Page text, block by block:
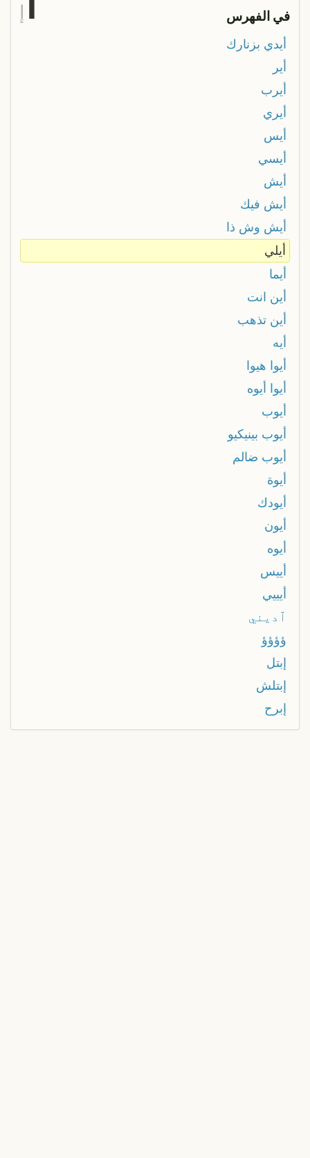
في الفهرس إ
أيدي بزنارك
أير
أيرب
أيري
أيس
أيسي
أيش
أيش فيك
أيش وش ذا
أيلي
أيما
أين انت
أين تذهب
أيه
أيوا هيوا
أيوا أيوه
أيوب
أيوب بينيكيو
أيوب ضالم
أيوة
أيودك
أيون
أيوه
أييس
أيييي
ٱديني
ؤؤؤؤ
إبتل
إبتلش
إبرح